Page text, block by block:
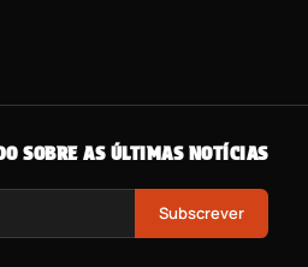
SOBRE AS ÚLTIMAS NOTÍCIAS
Subscrever